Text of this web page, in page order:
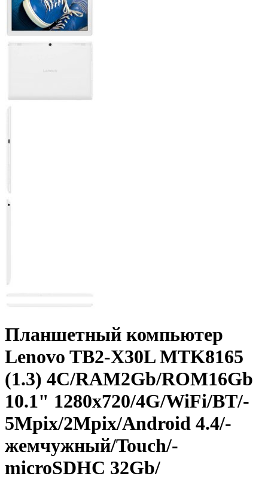
Планшетный компьютер
Lenovo TB2-X30L MTK8165
(1.3) 4C/­RAM2Gb/­ROM16Gb
10.1" 1280x720/­4G/­WiFi/­BT/­
5Mpix/­2Mpix/­Android 4.4/­
жемчужный/­Touch/­
microSDHC 32Gb/­